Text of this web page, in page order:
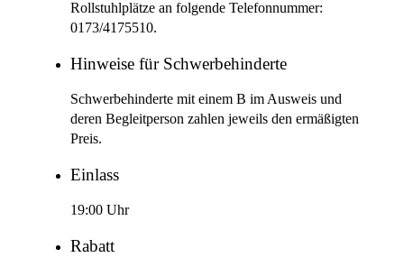
Rollstuhlplätze an folgende Telefonnummer:
0173/4175510.
Hinweise für Schwerbehinderte
Schwerbehinderte mit einem B im Ausweis und
deren Begleitperson zahlen jeweils den ermäßigten
Preis.
Einlass
19:00 Uhr
Rabatt